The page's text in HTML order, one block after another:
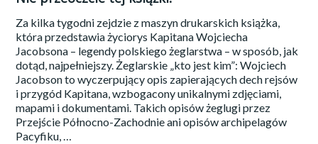
LUKSUSOWE
POCZĄTKI
(1/4)
Za kilka tygodni zejdzie z maszyn drukarskich książka,
która przedstawia życiorys Kapitana Wojciecha
Jacobsona – legendy polskiego żeglarstwa – w sposób, jak
dotąd, najpełniejszy. Żeglarskie „kto jest kim”: Wojciech
Jacobson to wyczerpujący opis zapierających dech rejsów
i przygód Kapitana, wzbogacony unikalnymi zdjęciami,
mapami i dokumentami. Takich opisów żeglugi przez
Przejście Północno-Zachodnie ani opisów archipelagów
Pacyfiku, …